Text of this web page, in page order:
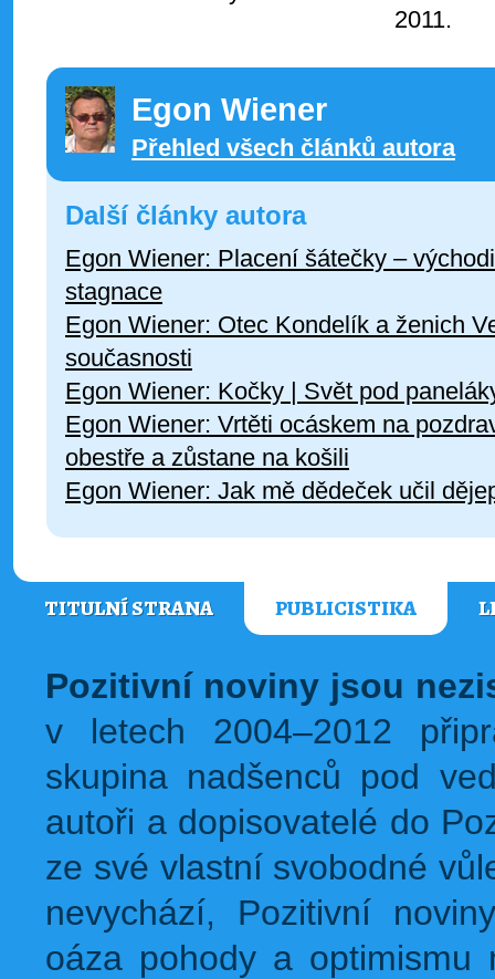
2011.
Egon Wiener
Přehled všech článků autora
Další články autora
Egon Wiener: Placení šátečky –
stagnace
Egon Wiener: Otec Kondelík a ženich
současnosti
Egon Wiener: Kočky | Svět pod
Egon Wiener: Vrtěti ocáskem na
obestře a zůstane na košili
Egon Wiener: Jak mě dědeček učil
TITULNÍ STRANA PUBLICISTIKA
Pozitivní noviny jsou
v letech 2004–2012
skupina nadšenců pod
autoři a dopisovatelé do
ze své vlastní svobodné
nevychází, Pozitivní
oáza pohody a